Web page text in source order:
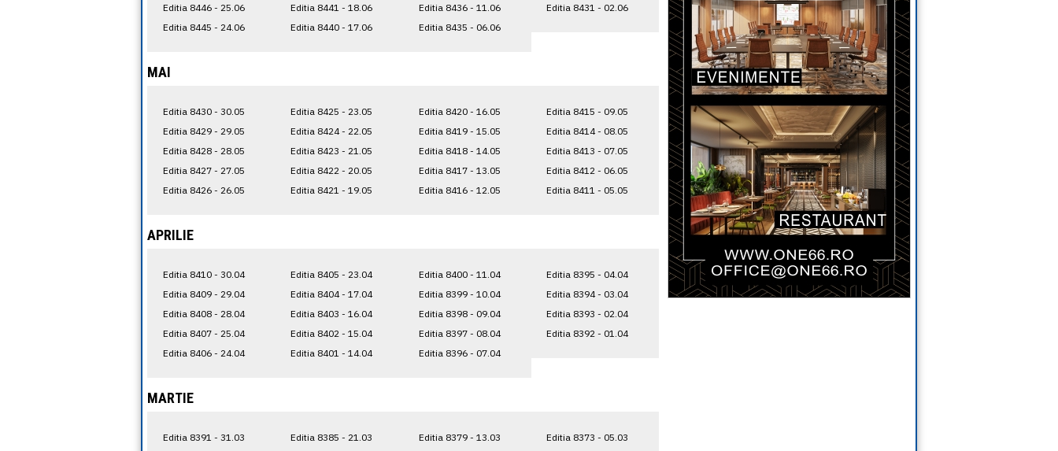
Editia 8446 - 25.06
Editia 8445 - 24.06
Editia 8441 - 18.06
Editia 8440 - 17.06
Editia 8436 - 11.06
Editia 8435 - 06.06
Editia 8431 - 02.06
MAI
Editia 8430 - 30.05
Editia 8429 - 29.05
Editia 8428 - 28.05
Editia 8427 - 27.05
Editia 8426 - 26.05
Editia 8425 - 23.05
Editia 8424 - 22.05
Editia 8423 - 21.05
Editia 8422 - 20.05
Editia 8421 - 19.05
Editia 8420 - 16.05
Editia 8419 - 15.05
Editia 8418 - 14.05
Editia 8417 - 13.05
Editia 8416 - 12.05
Editia 8415 - 09.05
Editia 8414 - 08.05
Editia 8413 - 07.05
Editia 8412 - 06.05
Editia 8411 - 05.05
APRILIE
Editia 8410 - 30.04
Editia 8409 - 29.04
Editia 8408 - 28.04
Editia 8407 - 25.04
Editia 8406 - 24.04
Editia 8405 - 23.04
Editia 8404 - 17.04
Editia 8403 - 16.04
Editia 8402 - 15.04
Editia 8401 - 14.04
Editia 8400 - 11.04
Editia 8399 - 10.04
Editia 8398 - 09.04
Editia 8397 - 08.04
Editia 8396 - 07.04
Editia 8395 - 04.04
Editia 8394 - 03.04
Editia 8393 - 02.04
Editia 8392 - 01.04
MARTIE
Editia 8391 - 31.03
Editia 8385 - 21.03
Editia 8379 - 13.03
Editia 8373 - 05.03